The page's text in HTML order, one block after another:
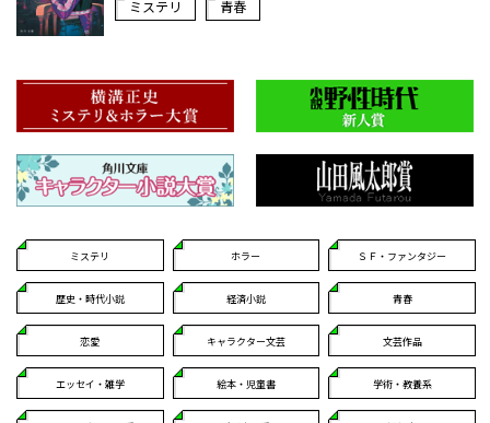
ミステリ 青春
ミステリ ホラー ＳＦ・ファンタジー
歴史・時代小説 経済小説 青春
恋愛 キャラクター文芸 文芸作品
エッセイ・雑学 絵本・児童書 学術・教養系